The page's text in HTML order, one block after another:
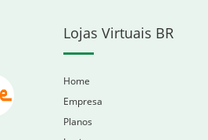
Lojas Virtuais BR
Home
Empresa
Planos